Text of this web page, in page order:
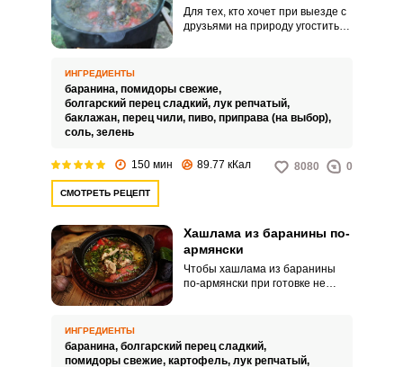
Для тех, кто хочет при выезде с
друзьями на природу угостить
рецепт хашламы из баранины
на костре. Блюдо вкусное,
ароматное и будет отличной
закуской к любым напиткам.
ИНГРЕДИЕНТЫ
баранина, помидоры свежие,
болгарский перец сладкий, лук репчатый,
баклажан, перец чили, пиво, приправа (на выбор),
соль, зелень
150 мин 89.77 кКал 8080 0
СМОТРЕТЬ РЕЦЕПТ
Хашлама из баранины по-
армянски
Чтобы хашлама из баранины
по-армянски при готовке не
секреты приготовления.
Готовьте блюдо только из
ИНГРЕДИЕНТЫ
баранина, болгарский перец сладкий,
помидоры свежие, картофель, лук репчатый,